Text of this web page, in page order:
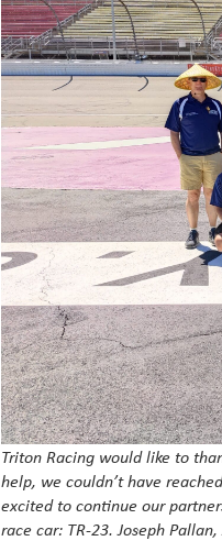
Triton Racing would like to
help, we couldn’t have
excited to continue our
race car: TR-23. Joseph